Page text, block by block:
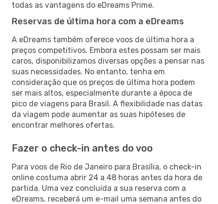
todas as vantagens do eDreams Prime.
Reservas de última hora com a eDreams
A eDreams também oferece voos de última hora a
preços competitivos. Embora estes possam ser mais
caros, disponibilizamos diversas opções a pensar nas
suas necessidades. No entanto, tenha em
consideração que os preços de última hora podem
ser mais altos, especialmente durante a época de
pico de viagens para Brasil. A flexibilidade nas datas
da viagem pode aumentar as suas hipóteses de
encontrar melhores ofertas.
Fazer o check-in antes do voo
Para voos de Rio de Janeiro para Brasília, o check-in
online costuma abrir 24 a 48 horas antes da hora de
partida. Uma vez concluída a sua reserva com a
eDreams, receberá um e-mail uma semana antes do